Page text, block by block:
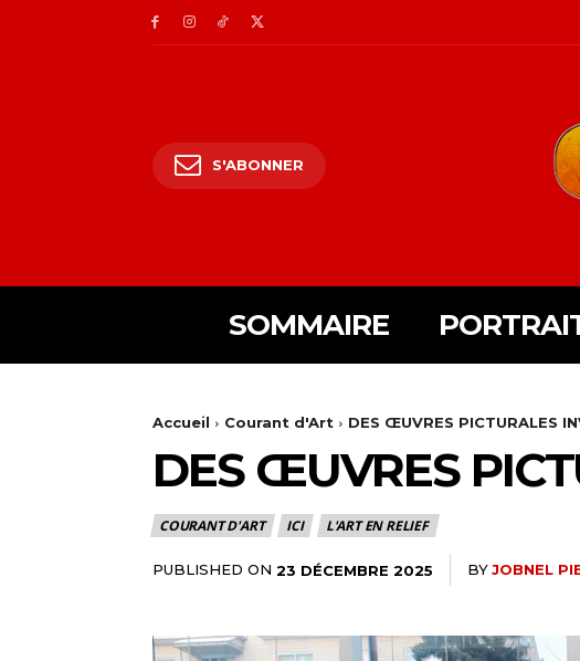
S'ABONNER
SOMMAIRE
Accueil Courant d'Art DES ŒUVRES PICTURALES
DES ŒUVRES
COURANT D'ART ICI L'ART EN RELIEF
PUBLISHED ON 23 DÉCEMBRE 2025 BYJOBNEL